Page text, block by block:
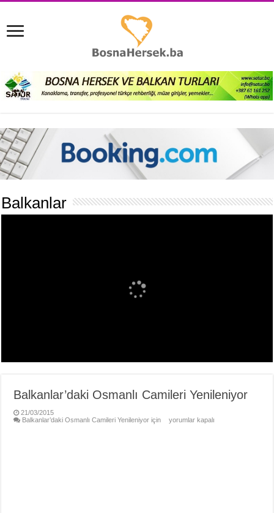
Balkanlar
Balkanlar’daki Osmanlı Camileri Yenileniyor
21/03/2015
Balkanlar’daki Osmanlı Camileri Yenileniyor için
yorumlar kapalı